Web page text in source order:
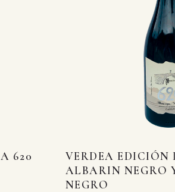
620
VERDEA EDICIÓN
ALBARIN NEGRO
NEGRO